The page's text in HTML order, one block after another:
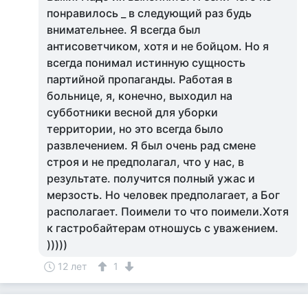
понравилось _ в следующий раз будь
внимательнее. Я всегда был
антисоветчиком, хотя и не бойцом. Но я
всегда понимал истинную сущность
партийной пропаганды. Работая в
больнице, я, конечно, выходил на
субботники весной для уборки
территории, но это всегда было
развлечением. Я был очень рад смене
строя и не предполагал, что у нас, в
результате. получится полный ужас и
мерзость. Но человек предполагает, а Бог
располагает. Поимели то что поимели.Хотя
к гастробайтерам отношусь с уважением.
)))))
12 лет 1